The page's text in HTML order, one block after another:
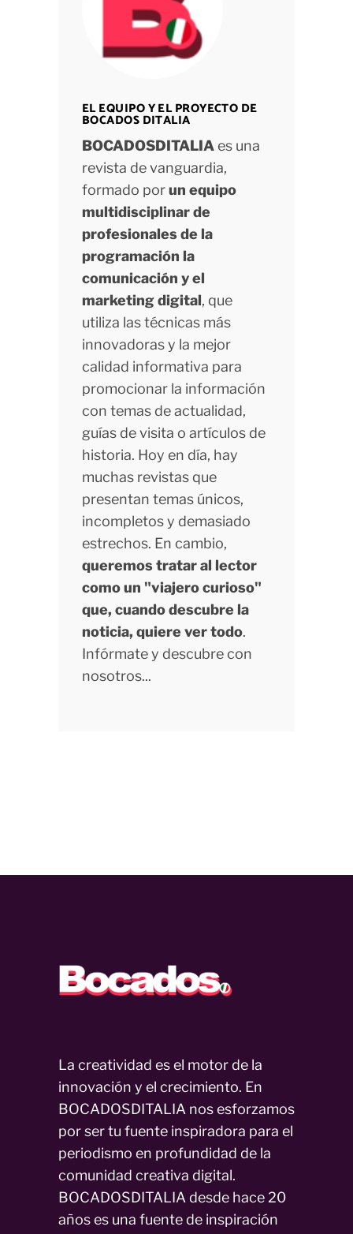
EL EQUIPO Y EL PROYECTO DE
BOCADOS DITALIA
BOCADOSDITALIAes una
revista de vanguardia,
formado porun equipo
multidisciplinar de
profesionales de la
programación la
comunicación y el
marketing digital, que
utiliza las técnicas más
innovadoras y la mejor
calidad informativa para
promocionar la información
con temas de actualidad,
guías de visita o artículos de
historia. Hoy en día, hay
muchas revistas que
presentan temas únicos,
incompletos y demasiado
estrechos. En cambio,
queremos tratar al lector
como un "viajero curioso"
que, cuando descubre la
noticia, quiere ver todo.
Infórmate y descubre con
nosotros...
La creatividad es el motor de la
innovación y el crecimiento. En
BOCADOSDITALIA nos esforzamos
por ser tu fuente inspiradora para el
periodismo en profundidad de la
comunidad creativa digital.
BOCADOSDITALIA desde hace 20
años es una fuente de inspiración